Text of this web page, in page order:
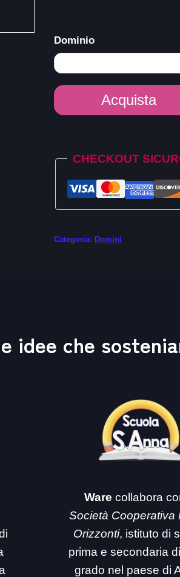
Dominio
Dominio
.motorcycles
Acquista
CHECKOUT
Categoria: Domini
idee che
Ware collabora
Società Cooperativa
Orizzonti, istituto di
prima e secondaria
grado nel paese di